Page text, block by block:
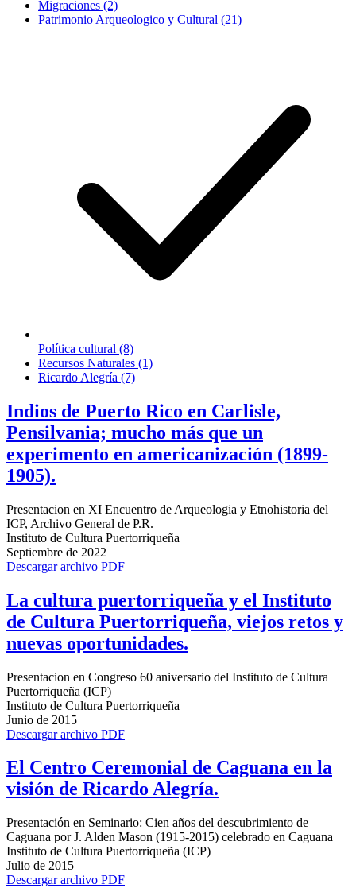
Migraciones (2)
Patrimonio Arqueologico y Cultural (21)
Política cultural (8)
Recursos Naturales (1)
Ricardo Alegría (7)
Indios de Puerto Rico en Carlisle,
Pensilvania; mucho más que un
experimento en americanización (1899-
1905).
Presentacion en XI Encuentro de Arqueologia y Etnohistoria del
ICP, Archivo General de P.R.
Instituto de Cultura Puertorriqueña
Septiembre de 2022
Descargar archivo PDF
La cultura puertorriqueña y el Instituto
de Cultura Puertorriqueña, viejos retos y
nuevas oportunidades.
Presentacion en Congreso 60 aniversario del Instituto de Cultura
Puertorriqueña (ICP)
Instituto de Cultura Puertorriqueña
Junio de 2015
Descargar archivo PDF
El Centro Ceremonial de Caguana en la
visión de Ricardo Alegría.
Presentación en Seminario: Cien años del descubrimiento de
Caguana por J. Alden Mason (1915-2015) celebrado en Caguana
Instituto de Cultura Puertorriqueña (ICP)
Julio de 2015
Descargar archivo PDF